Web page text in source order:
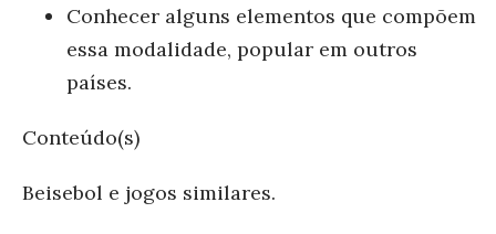
Conhecer alguns elementos que compõem
essa modalidade, popular em outros
países.
Conteúdo(s)
Beisebol e jogos similares.